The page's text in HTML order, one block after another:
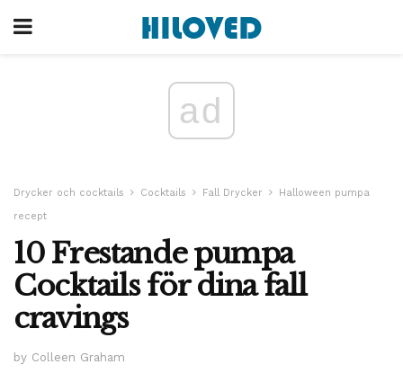
ad
Drycker och cocktails Cocktails Fall Drycker
Halloween pumpa
recept
10 Frestande pumpa
Cocktails för dina fall
cravings
by Colleen Graham